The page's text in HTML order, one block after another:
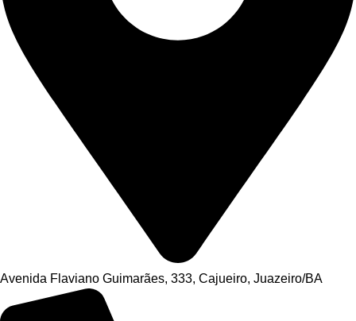
Avenida Flaviano Guimarães, 333, Cajueiro, Juazeiro/BA